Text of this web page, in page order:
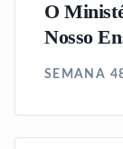
O
Nosso
SEMANA